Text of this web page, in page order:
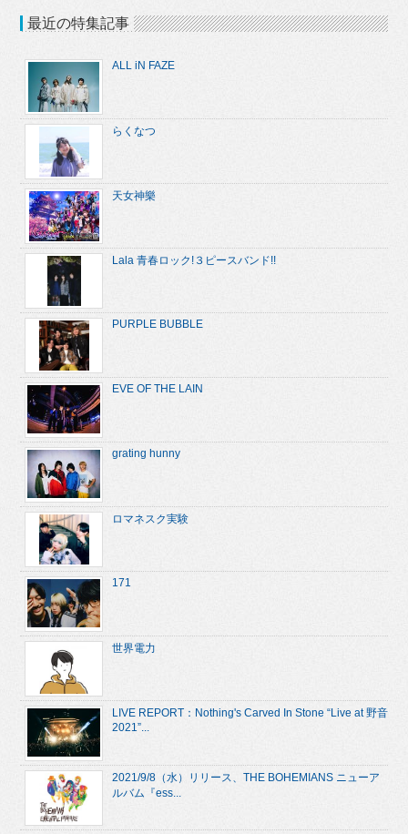
最近の特集記事
ALL iN FAZE
らくなつ
天女神樂
Lala 青春ロック!３ピースバンド!!
PURPLE BUBBLE
EVE OF THE LAIN
grating hunny
ロマネスク実験
171
世界電力
LIVE REPORT：Nothing's Carved In Stone “Live at 野音
2021”...
2021/9/8（水）リリース、THE BOHEMIANS ニューア
ルバム『ess...